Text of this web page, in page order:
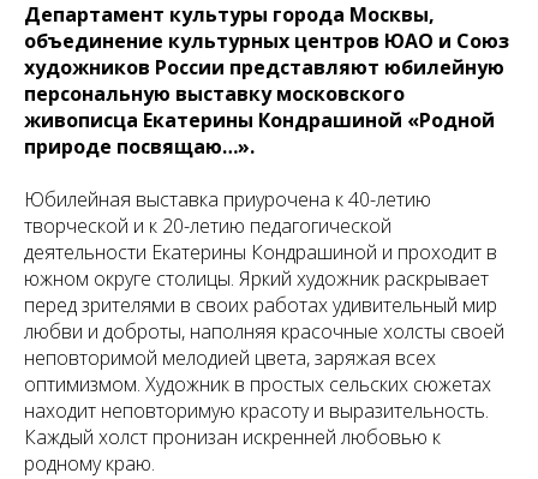
Департамент культуры города Москвы,
объединение культурных центров ЮАО и Cоюз
художников России представляют юбилейную
персональную выставку московского
живописца Екатерины Кондрашиной «Родной
природе посвящаю…».
Юбилейная выставка приурочена к 40-летию
творческой и к 20-летию педагогической
деятельности Екатерины Кондрашиной и проходит в
южном округе столицы. Яркий художник раскрывает
перед зрителями в своих работах удивительный мир
любви и доброты, наполняя красочные холсты своей
неповторимой мелодией цвета, заряжая всех
оптимизмом. Художник в простых сельских сюжетах
находит неповторимую красоту и выразительность.
Каждый холст пронизан искренней любовью к
родному краю.